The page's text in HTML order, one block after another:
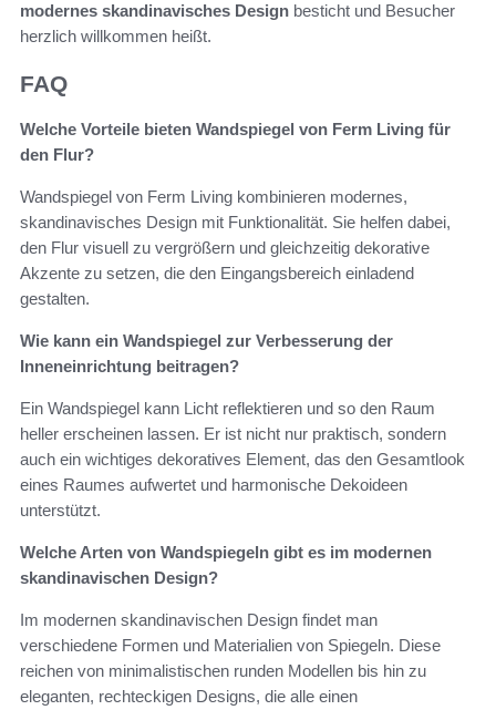
modernes skandinavisches Design besticht und Besucher
herzlich willkommen heißt.
FAQ
Welche Vorteile bieten Wandspiegel von Ferm Living für
den Flur?
Wandspiegel von Ferm Living kombinieren modernes,
skandinavisches Design mit Funktionalität. Sie helfen dabei,
den Flur visuell zu vergrößern und gleichzeitig dekorative
Akzente zu setzen, die den Eingangsbereich einladend
gestalten.
Wie kann ein Wandspiegel zur Verbesserung der
Inneneinrichtung beitragen?
Ein Wandspiegel kann Licht reflektieren und so den Raum
heller erscheinen lassen. Er ist nicht nur praktisch, sondern
auch ein wichtiges dekoratives Element, das den Gesamtlook
eines Raumes aufwertet und harmonische Dekoideen
unterstützt.
Welche Arten von Wandspiegeln gibt es im modernen
skandinavischen Design?
Im modernen skandinavischen Design findet man
verschiedene Formen und Materialien von Spiegeln. Diese
reichen von minimalistischen runden Modellen bis hin zu
eleganten, rechteckigen Designs, die alle einen